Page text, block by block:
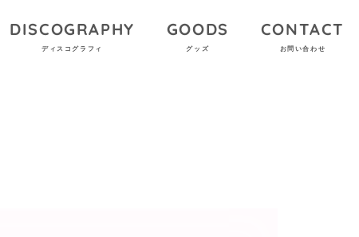
DISCOGRAPHY
ディスコグラフィ
GOODS
グッズ
CONTACT
お問い合わせ